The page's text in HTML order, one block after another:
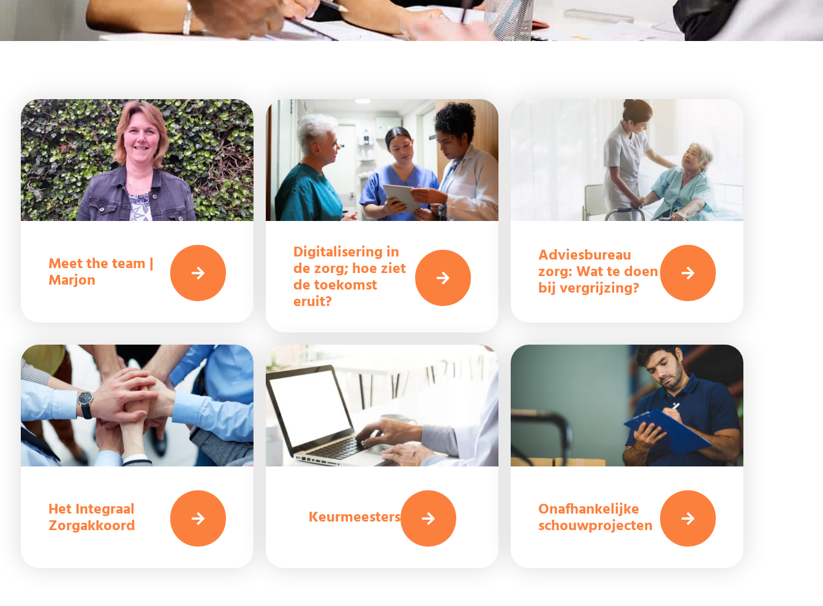
Meet the team |
Marjon
Digitalisering in
de zorg; hoe ziet
de toekomst
eruit?
Adviesbureau
zorg: Wat te doen
bij vergrijzing?
Het Integraal
Zorgakkoord Keurmeesters Onafhankelijke
schouwprojecten